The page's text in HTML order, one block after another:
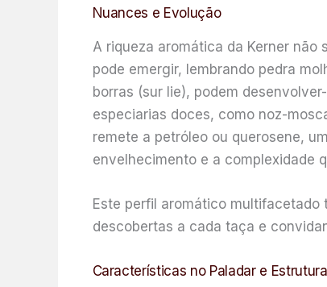
Nuances e Evolução
A riqueza aromática da Kerner
pode emergir, lembrando pedra
borras (sur lie), podem
especiarias doces, como noz-
remete a petróleo ou querosene,
envelhecimento e a complexidade
Este perfil aromático
descobertas a cada taça e
Características no Paladar e